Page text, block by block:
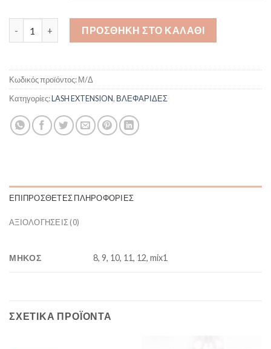
Premium D Volume Russe ποσότητα
ΠΡΟΣΘΉΚΗ ΣΤΟ ΚΑΛΆΘΙ
Κωδικός προϊόντος:Μ/Δ
Κατηγορίες:LASH EXTENSION, ΒΛΕΦΑΡΙΔΕΣ
ΕΠΙΠΡΌΣΘΕΤΕΣ ΠΛΗΡΟΦΟΡΊΕΣ
ΑΞΙΟΛΟΓΉΣΕΙΣ (0)
ΜΗΚΟΣ 8, 9, 10, 11, 12, mix1
ΣΧΕΤΙΚΆ ΠΡΟΪΌΝΤΑ